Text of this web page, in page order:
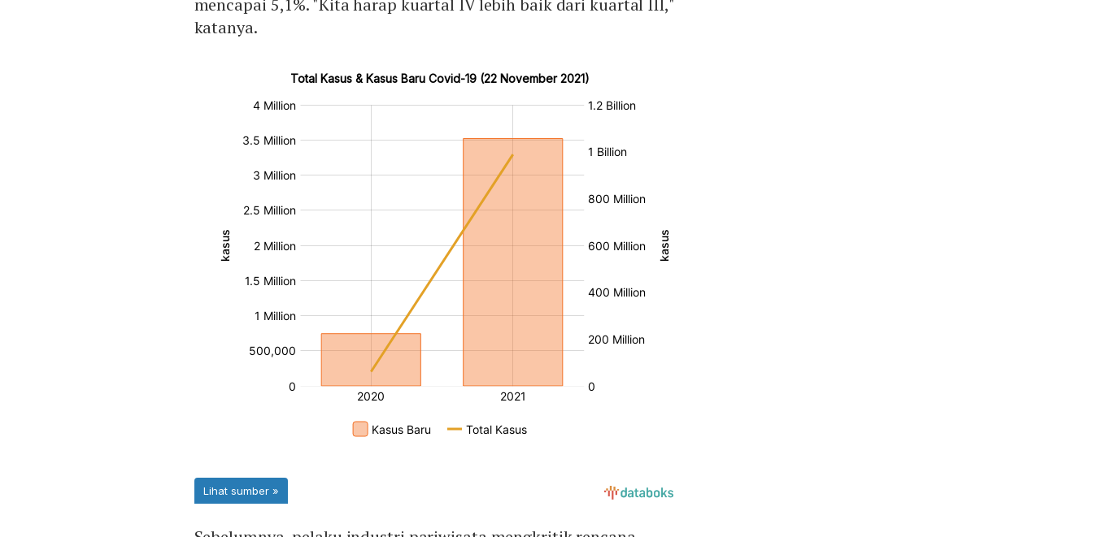
mencapai 5,1%. "Kita harap kuartal IV lebih baik dari kuartal III,"
katanya.